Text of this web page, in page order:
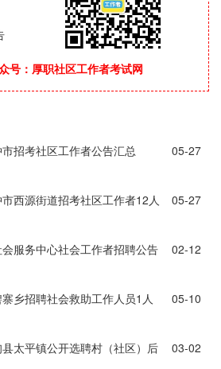
号：厚职社区工作者考试网
招考社区工作者公告汇总
05-27
西源街道招考社区工作者12人
05-27
服务中心社会工作者招聘公告
02-12
乡招聘社会救助工作人员1人
05-10
太平镇公开选聘村（社区）后
03-02